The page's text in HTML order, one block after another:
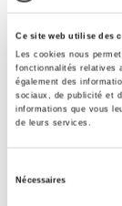
Ce site web utilise des
Les cookies nous
fonctionnalités relatives
également des
sociaux, de publicité et
informations que vous
de leurs services.
Nécessaires
Formats
Contents